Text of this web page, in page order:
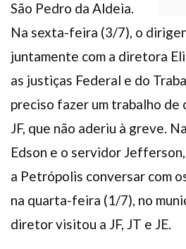
São Pedro da Aldeia.
Na sexta-feira (3/7), o
juntamente com a diretora
as justiças Federal e do
preciso fazer um trabalho de
JF, que não aderiu à greve.
Edson e o servidor
a Petrópolis conversar com
na quarta-feira (1/7), no
diretor visitou a JF, JT e JE.